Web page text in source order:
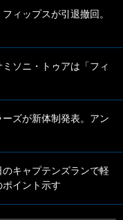
ィップスが引退撤回。
ソニ・トゥアは「フィ
ズが新体制発表。アン
のキャプテンズランで軽
イント示す